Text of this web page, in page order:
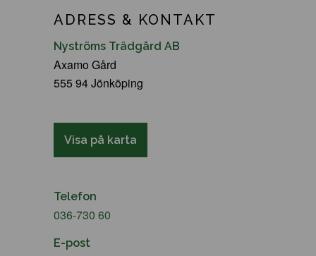
ADRESS & KONTAKT
Nyströms Trädgård AB
Axamo Gård
555 94 Jönköping
Visa på karta
Telefon
036-730 60
E-post